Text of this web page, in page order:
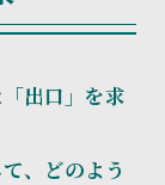
出口」を求
、どのよう